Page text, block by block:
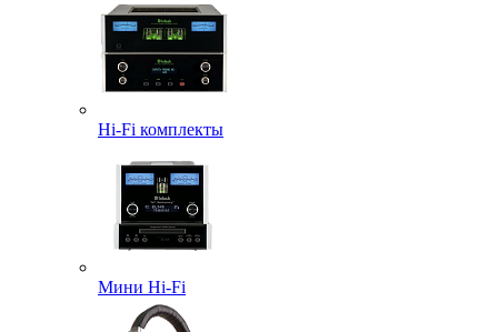
Hi-Fi комплекты
Мини Hi-Fi